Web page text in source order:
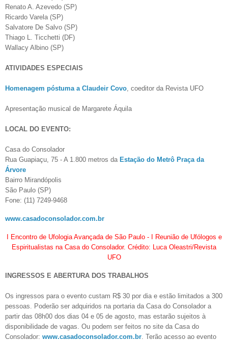
Renato A. Azevedo (SP)
Ricardo Varela (SP)
Salvatore De Salvo (SP)
Thiago L. Ticchetti (DF)
Wallacy Albino (SP)
ATIVIDADES ESPECIAIS
Homenagem póstuma a Claudeir Covo, coeditor da Revista UFO
Apresentação musical de Margarete Áquila
LOCAL DO EVENTO:
Casa do Consolador
Rua Guapiaçu, 75 - A 1.800 metros da Estação do Metrô Praça da
Árvore
Bairro Mirandópolis
São Paulo (SP)
Fone: (11) 7249-9468
www.casadoconsolador.com.br
I Encontro de Ufologia Avançada de São Paulo - I Reunião de Ufólogos e
Espiritualistas na Casa do Consolador. Crédito: Luca Oleastri/Revista
UFO
INGRESSOS E ABERTURA DOS TRABALHOS
Os ingressos para o evento custam R$ 30 por dia e estão limitados a 300
pessoas. Poderão ser adquiridos na portaria da Casa do Consolador a
partir das 08h00 dos dias 04 e 05 de agosto, mas estarão sujeitos à
disponibilidade de vagas. Ou podem ser feitos no site da Casa do
Consolador: www.casadoconsolador.com.br . Terão acesso ao evento